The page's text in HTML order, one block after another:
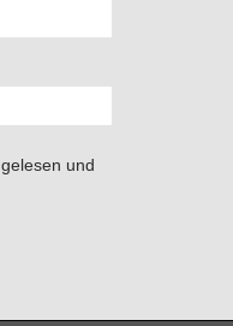
gelesen und